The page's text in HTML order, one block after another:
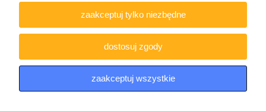
DODATKOWE
Copyright © 2021 iDino.pl. Wszelkie prawa zastrzeżone.
zaakceptuj tylko niezbędne
dostosuj zgody
zaakceptuj wszystkie